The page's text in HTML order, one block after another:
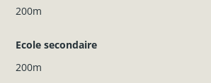
200m
Ecole secondaire
200m